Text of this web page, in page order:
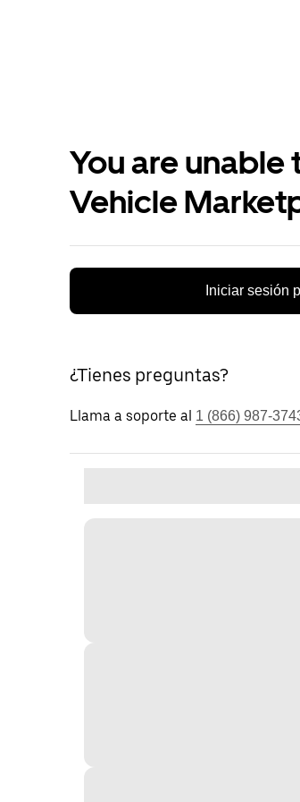
You are
Vehicle
Iniciar sesión
¿Tienes preguntas?
Llama a soporte al 1 (866) 987-